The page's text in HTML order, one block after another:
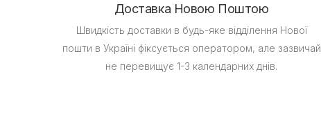
Доставка Новою Поштою
Швидкість доставки в будь-яке відділення Нової
пошти в Україні фіксується оператором, але зазвичай
не перевищує 1-3 календарних днів.